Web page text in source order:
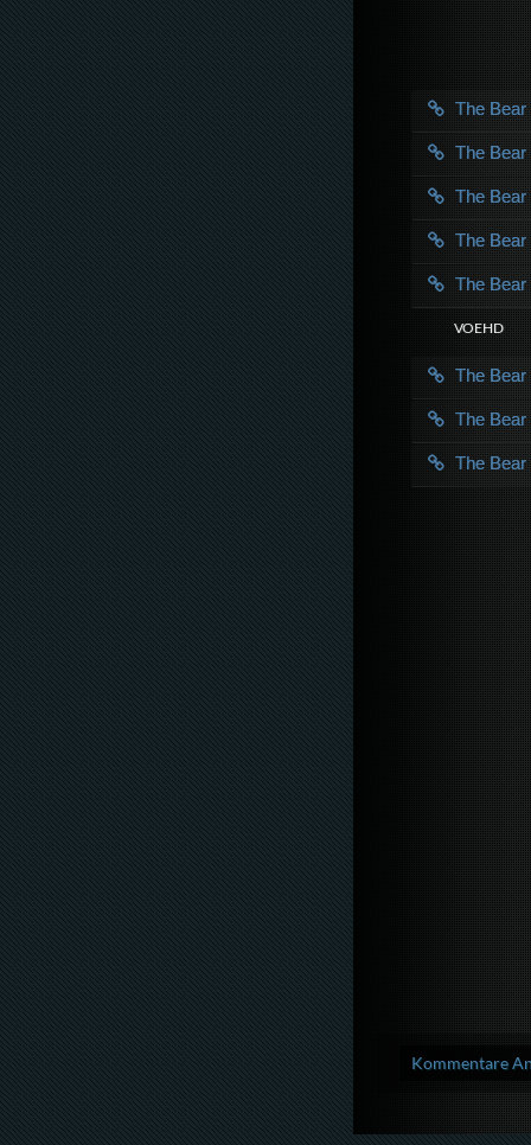
The
The
The
The
The
VOE HD
The
The
The
Kommentare